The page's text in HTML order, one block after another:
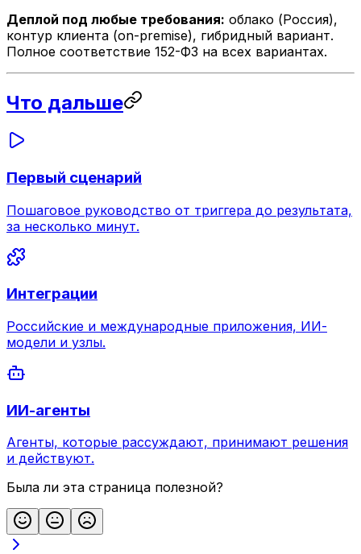
Деплой под любые требования: облако (Россия),
контур клиента (on-premise), гибридный вариант.
Полное соответствие 152-ФЗ на всех вариантах.
Что дальше
Первый сценарий
Пошаговое руководство от триггера до результата,
за несколько минут.
Интеграции
Российские и международные приложения, ИИ-
модели и узлы.
ИИ-агенты
Агенты, которые рассуждают, принимают решения
и действуют.
Была ли эта страница полезной?